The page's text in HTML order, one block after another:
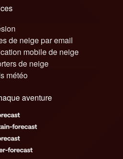
de neige par email
mobile de neige
de neige
météo
aventure